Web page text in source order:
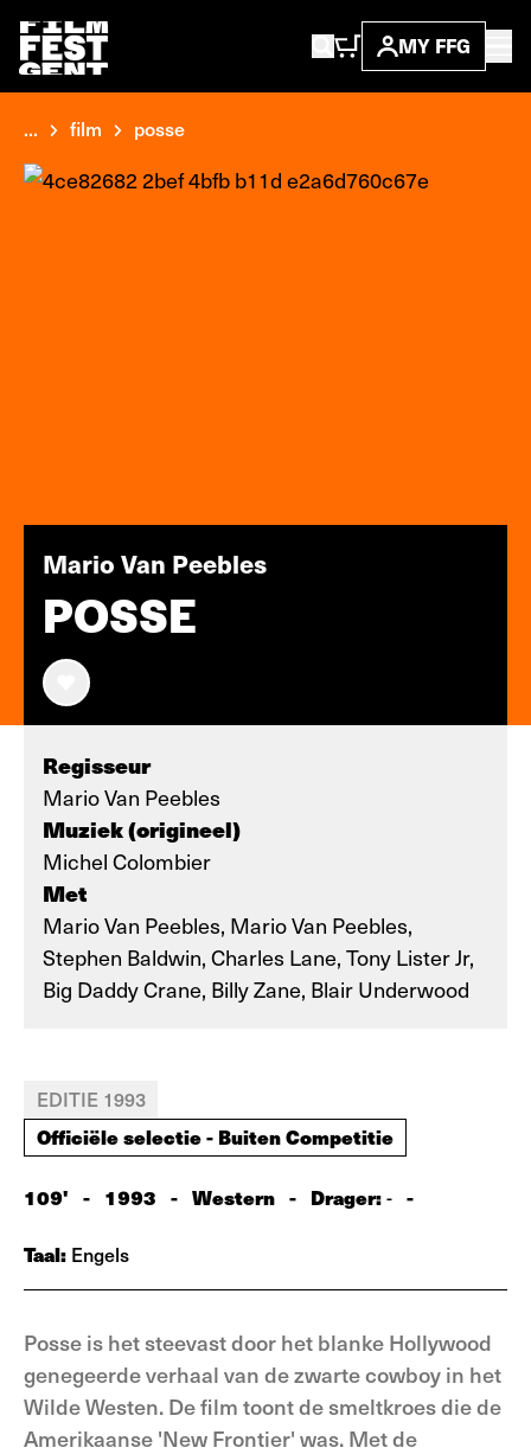
MY FFG
... film posse
Mario Van Peebles
POSSE
Regisseur
Mario Van Peebles
Muziek (origineel)
Michel Colombier
Met
Mario Van Peebles, Mario Van Peebles,
Stephen Baldwin, Charles Lane, Tony Lister Jr,
Big Daddy Crane, Billy Zane, Blair Underwood
EDITIE 1993
Officiële selectie - Buiten Competitie
109' - 1993 - Western - Drager:- -
Taal: Engels
Posse is het steevast door het blanke Hollywood
genegeerde verhaal van de zwarte cowboy in het
Wilde Westen. De film toont de smeltkroes die de
Amerikaanse 'New Frontier' was. Met de